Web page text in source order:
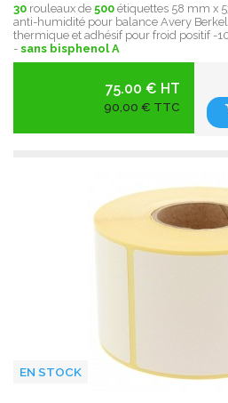
30 rouleaux de 500 étiquettes 58 mm x
anti-humidité pour balance Avery Berkel
thermique et adhésif pour froid positif -
- sans bisphenol A
75.00 € HT
90,00 € TTC
EN STOCK